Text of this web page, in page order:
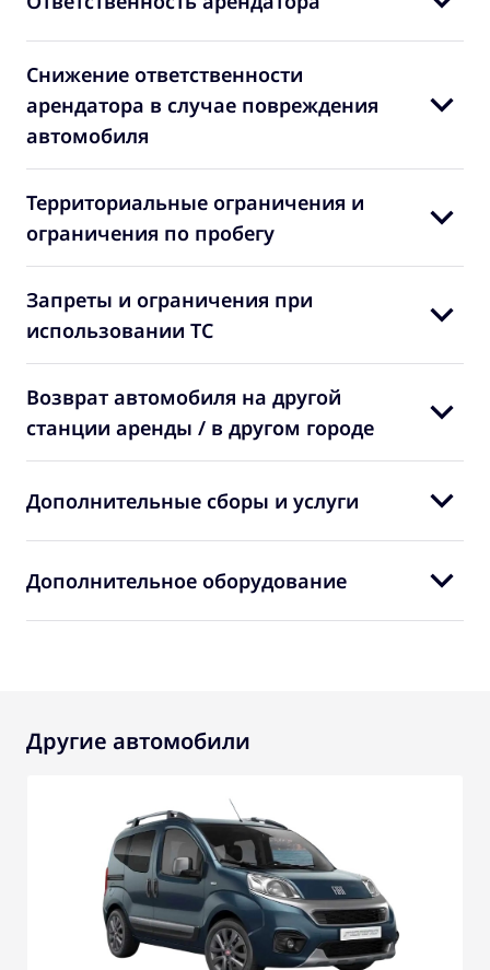
Снижение ответственности
арендатора в случае повреждения
автомобиля
Территориальные ограничения и
ограничения по пробегу
Запреты и ограничения при
использовании ТС
Возврат автомобиля на другой
станции аренды / в другом городе
Дополнительные сборы и услуги
Дополнительное оборудование
Другие автомобили